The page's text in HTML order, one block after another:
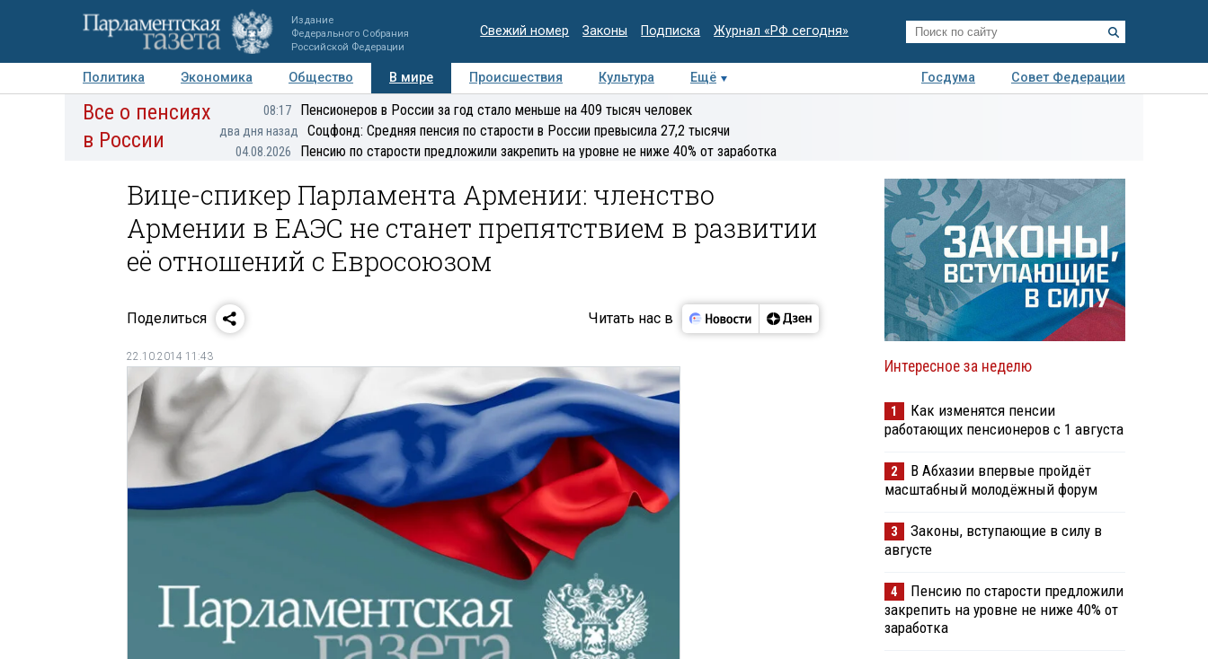
Издание
Федерального Собрания
Российской Федерации
Свежий номер Законы Подписка Журнал «РФ сегодня»
Политика Экономика Общество В мире Происшествия Культура Ещё Госдума
Совет Федерации
Авторы Персоны Мнения Регионы Медиацентр Интервью Колумнисты
Все о пенсиях
в России
08:17 Пенсионеров в России за год стало меньше на 409 тысяч человек
два дня назад Соцфонд: Средняя пенсия по старости в России превысила 27,2 тысячи
04.08.2026 Пенсию по старости предложили закрепить на уровне не ниже 40% от заработка
Вице-спикер Парламента Армении: членство
Армении в ЕАЭС не станет препятствием в развитии
её отношений с Евросоюзом
Поделиться Читать нас в
22.10.2014 11:43
Интересное за неделю
1
Как изменятся пенсии
работающих пенсионеров с 1 августа
2
В Абхазии впервые пройдёт
масштабный молодёжный форум
3
Законы, вступающие в силу в
августе
4
Пенсию по старости предложили
закрепить на уровне не ниже 40% от
заработка